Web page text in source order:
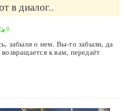
в диалог..
0
забыли о нем. Вы-то забыли, да
к вам, передаёт